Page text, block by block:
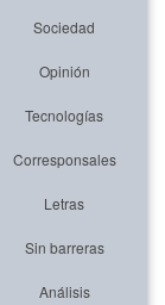
Sociedad
Opinión
Tecnologías
Corresponsales
Letras
Sin barreras
Análisis